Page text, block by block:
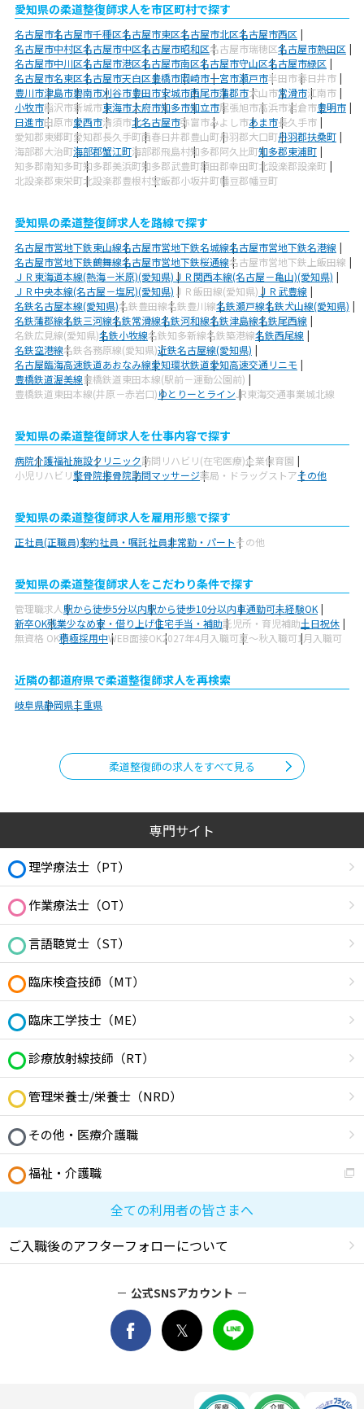
愛知県の柔道整復師求人を市区町村で探す
名古屋市名古屋市千種区名古屋市東区名古屋市北区名古屋市西区
名古屋市中村区名古屋市中区名古屋市昭和区名古屋市瑞穂区名古屋市熱田区
名古屋市中川区名古屋市港区名古屋市南区名古屋市守山区名古屋市緑区
名古屋市名東区名古屋市天白区豊橋市岡崎市一宮市瀬戸市半田市春日井市
豊川市津島市碧南市刈谷市豊田市安城市西尾市蒲郡市犬山市常滑市江南市
小牧市稲沢市新城市東海市大府市知多市知立市尾張旭市高浜市岩倉市豊明市
日進市田原市愛西市清須市北名古屋市弥富市みよし市あま市長久手市
愛知郡東郷町愛知郡長久手町西春日井郡豊山町丹羽郡大口町丹羽郡扶桑町
海部郡大治町海部郡蟹江町海部郡飛島村知多郡阿久比町知多郡東浦町
知多郡南知多町知多郡美浜町知多郡武豊町額田郡幸田町北設楽郡設楽町
北設楽郡東栄町北設楽郡豊根村宝飯郡小坂井町幡豆郡幡豆町
愛知県の柔道整復師求人を路線で探す
名古屋市営地下鉄東山線名古屋市営地下鉄名城線名古屋市営地下鉄名港線
名古屋市営地下鉄鶴舞線名古屋市営地下鉄桜通線名古屋市営地下鉄上飯田線
ＪＲ東海道本線(熱海－米原)(愛知県)ＪＲ関西本線(名古屋－亀山)(愛知県)
ＪＲ中央本線(名古屋－塩尻)(愛知県) ＪＲ飯田線(愛知県)ＪＲ武豊線
名鉄名古屋本線(愛知県)名鉄豊田線名鉄豊川線名鉄瀬戸線名鉄犬山線(愛知県)
名鉄蒲郡線名鉄三河線名鉄常滑線名鉄河和線名鉄津島線名鉄尾西線
名鉄広見線(愛知県)名鉄小牧線名鉄知多新線名鉄築港線名鉄西尾線
名鉄空港線名鉄各務原線(愛知県)近鉄名古屋線(愛知県)
名古屋臨海高速鉄道あおなみ線愛知環状鉄道愛知高速交通リニモ
豊橋鉄道渥美線豊橋鉄道東田本線(駅前－運動公園前)
豊橋鉄道東田本線(井原－赤岩口)ゆとりーとラインJR東海交通事業城北線
愛知県の柔道整復師求人を仕事内容で探す
病院介護福祉施設クリニック訪問リハビリ(在宅医療)企業保育園
小児リハビリ整骨院接骨院訪問マッサージ薬局・ドラッグストアその他
愛知県の柔道整復師求人を雇用形態で探す
正社員(正職員)契約社員・嘱託社員非常勤・パートその他
愛知県の柔道整復師求人をこだわり条件で探す
管理職求人駅から徒歩5分以内駅から徒歩10分以内車通勤可未経験OK
新卒OK残業少なめ寮・借り上げ住宅手当・補助託児所・育児補助土日祝休
無資格 OK積極採用中WEB面接OK2027年4月入職可夏～秋入職可1月入職可
近隣の都道府県で柔道整復師求人を再検索
岐阜県静岡県三重県
柔道整復師の求人をすべて見る
専門サイト
理学療法士（PT）
作業療法士（OT）
言語聴覚士（ST）
臨床検査技師（MT）
臨床工学技士（ME）
診療放射線技師（RT）
管理栄養士/栄養士（NRD）
その他・医療介護職
福祉・介護職
全ての利用者の皆さまへ
ご入職後のアフターフォローについて
公式SNSアカウント